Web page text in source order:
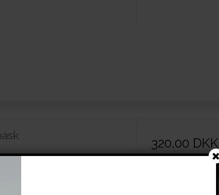
320,00 DKK
(inkl. moms)